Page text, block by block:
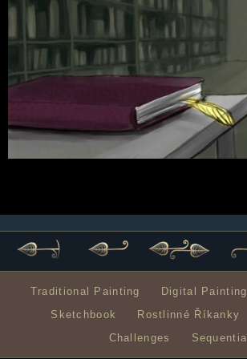
Traditional Painting Digital Painting
Sketchbook
Rostlinné Říkanky
Challenges
Sequential